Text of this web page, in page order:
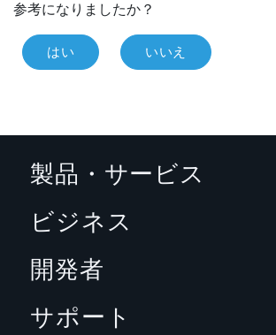
参考になりましたか？
はい いいえ
製品・サービス
ビジネス
開発者
サポート